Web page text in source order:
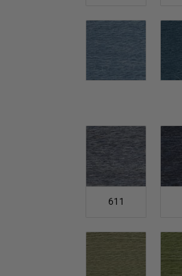
611